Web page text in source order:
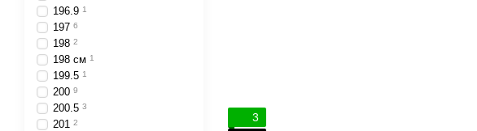
3
196.9 1
197 6
198 2
198 см 1
199.5 1
200 9
200.5 3
201 2